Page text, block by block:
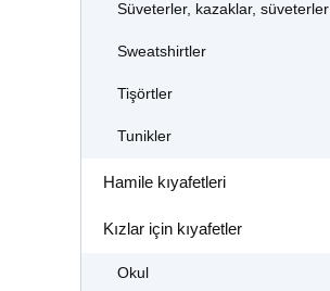
Süveterler, kazaklar, süveterler
Sweatshirtler
Tişörtler
Tunikler
Hamile kıyafetleri
Kızlar için kıyafetler
Okul